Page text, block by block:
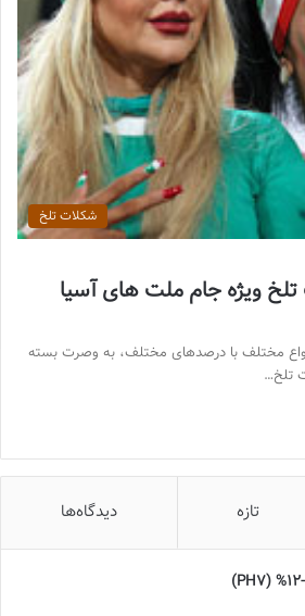
شکلات تلخ
ویژه جام ملت های آسیا
مختلف با درصدهای مختلف، به وصرت بسته
تلخ…
تازه دیدگاه‌ها